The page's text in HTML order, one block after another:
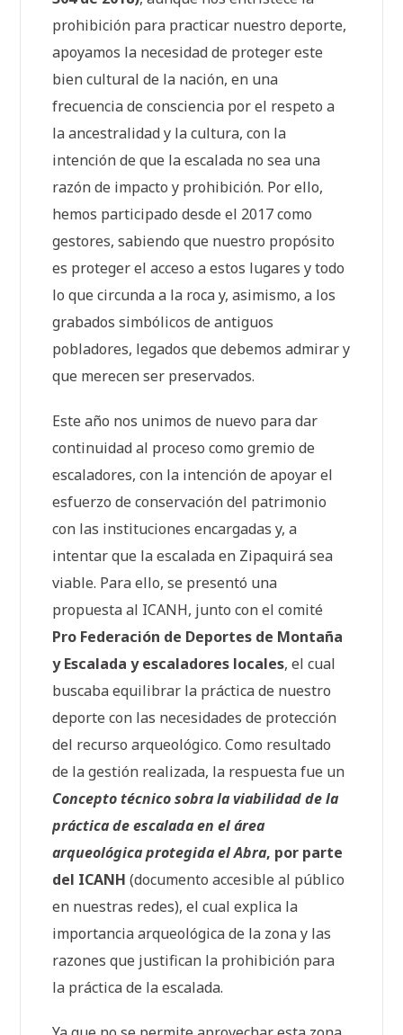
prohibición para practicar nuestro deporte,
apoyamos la necesidad de proteger este
bien cultural de la nación, en una
frecuencia de consciencia por el respeto a
la ancestralidad y la cultura, con la
intención de que la escalada no sea una
razón de impacto y prohibición. Por ello,
hemos participado desde el 2017 como
gestores, sabiendo que nuestro propósito
es proteger el acceso a estos lugares y todo
lo que circunda a la roca y, asimismo, a los
grabados simbólicos de antiguos
pobladores, legados que debemos admirar y
que merecen ser preservados.
Este año nos unimos de nuevo para dar
continuidad al proceso como gremio de
escaladores, con la intención de apoyar el
esfuerzo de conservación del patrimonio
con las instituciones encargadas y, a
intentar que la escalada en Zipaquirá sea
viable. Para ello, se presentó una
propuesta al ICANH, junto con el comité
Pro Federación de Deportes de Montaña
y Escalada y escaladores locales, el cual
buscaba equilibrar la práctica de nuestro
deporte con las necesidades de protección
del recurso arqueológico. Como resultado
de la gestión realizada, la respuesta fue un
Concepto técnico sobra la viabilidad de la
práctica de escalada en el área
arqueológica protegida el Abra, por parte
del ICANH (documento accesible al público
en nuestras redes), el cual explica la
importancia arqueológica de la zona y las
razones que justifican la prohibición para
la práctica de la escalada.